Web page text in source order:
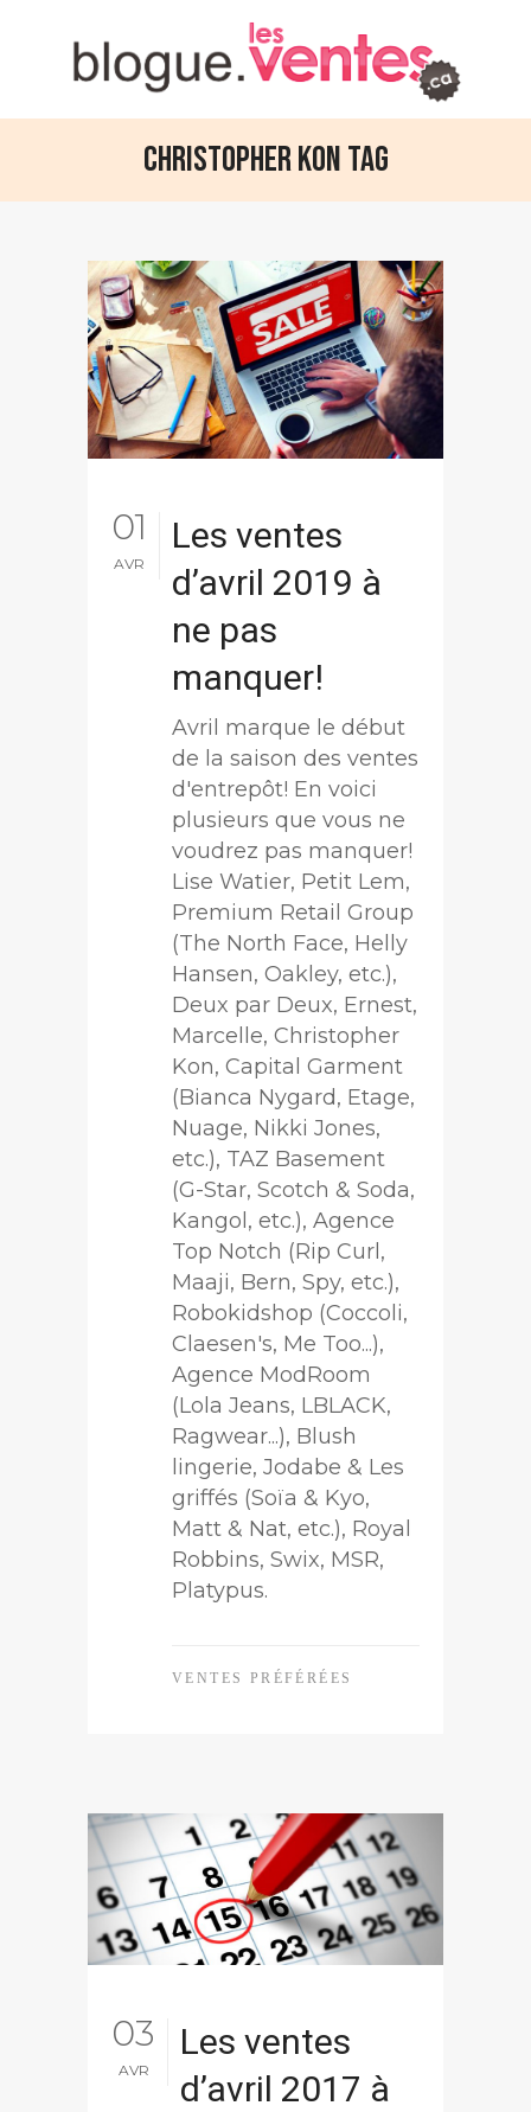
Christopher Kon Tag
01
AVR
Les ventes
d’avril 2019 à
ne pas
manquer!
Avril marque le début
de la saison des ventes
d'entrepôt! En voici
plusieurs que vous ne
voudrez pas manquer!
Lise Watier, Petit Lem,
Premium Retail Group
(The North Face, Helly
Hansen, Oakley, etc.),
Deux par Deux, Ernest,
Marcelle, Christopher
Kon, Capital Garment
(Bianca Nygard, Etage,
Nuage, Nikki Jones,
etc.), TAZ Basement
(G-Star, Scotch & Soda,
Kangol, etc.), Agence
Top Notch (Rip Curl,
Maaji, Bern, Spy, etc.),
Robokidshop (Coccoli,
Claesen's, Me Too...),
Agence ModRoom
(Lola Jeans, LBLACK,
Ragwear...), Blush
lingerie, Jodabe & Les
griffés (Soïa & Kyo,
Matt & Nat, etc.), Royal
Robbins, Swix, MSR,
Platypus.
VENTES PRÉFÉRÉES
03
AVR
Les ventes
d’avril 2017 à